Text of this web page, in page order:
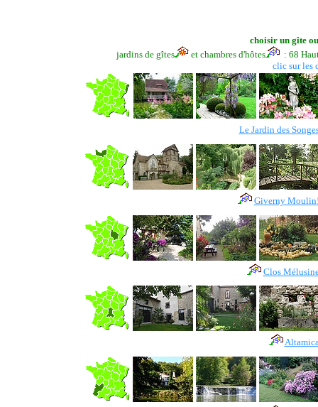
choisir un gîte
jardins de gîtes
et chambres d'hôtes
: 68 Haut
clic sur les
Le Jardin des
Giverny Moulin
Clos